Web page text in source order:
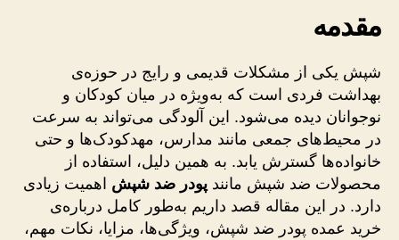
مقدمه
شپش یکی از مشکلات قدیمی و رایج در حوزه‌ی
بهداشت فردی است که به‌ویژه در میان کودکان و
نوجوانان دیده می‌شود. این آلودگی می‌تواند به سرعت
در محیط‌های جمعی مانند مدارس، مهدکودک‌ها و حتی
خانواده‌ها گسترش یابد. به همین دلیل، استفاده از
محصولات ضد شپش مانند پودر ضد شپش اهمیت زیادی
دارد. در این مقاله قصد داریم به‌طور کامل درباره‌ی
خرید عمده پودر ضد شپش، ویژگی‌ها، مزایا، نکات مهم،